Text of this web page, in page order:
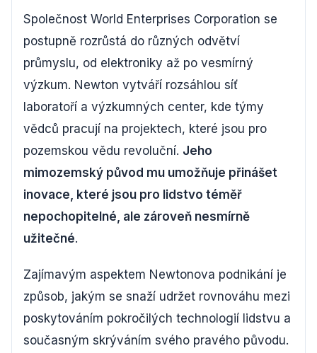
Společnost World Enterprises Corporation se
postupně rozrůstá do různých odvětví
průmyslu, od elektroniky až po vesmírný
výzkum. Newton vytváří rozsáhlou síť
laboratoří a výzkumných center, kde týmy
vědců pracují na projektech, které jsou pro
pozemskou vědu revoluční. Jeho
mimozemský původ mu umožňuje přinášet
inovace, které jsou pro lidstvo téměř
nepochopitelné, ale zároveň nesmírně
užitečné.
Zajímavým aspektem Newtonova podnikání je
způsob, jakým se snaží udržet rovnováhu mezi
poskytováním pokročilých technologií lidstvu a
současným skrýváním svého pravého původu.